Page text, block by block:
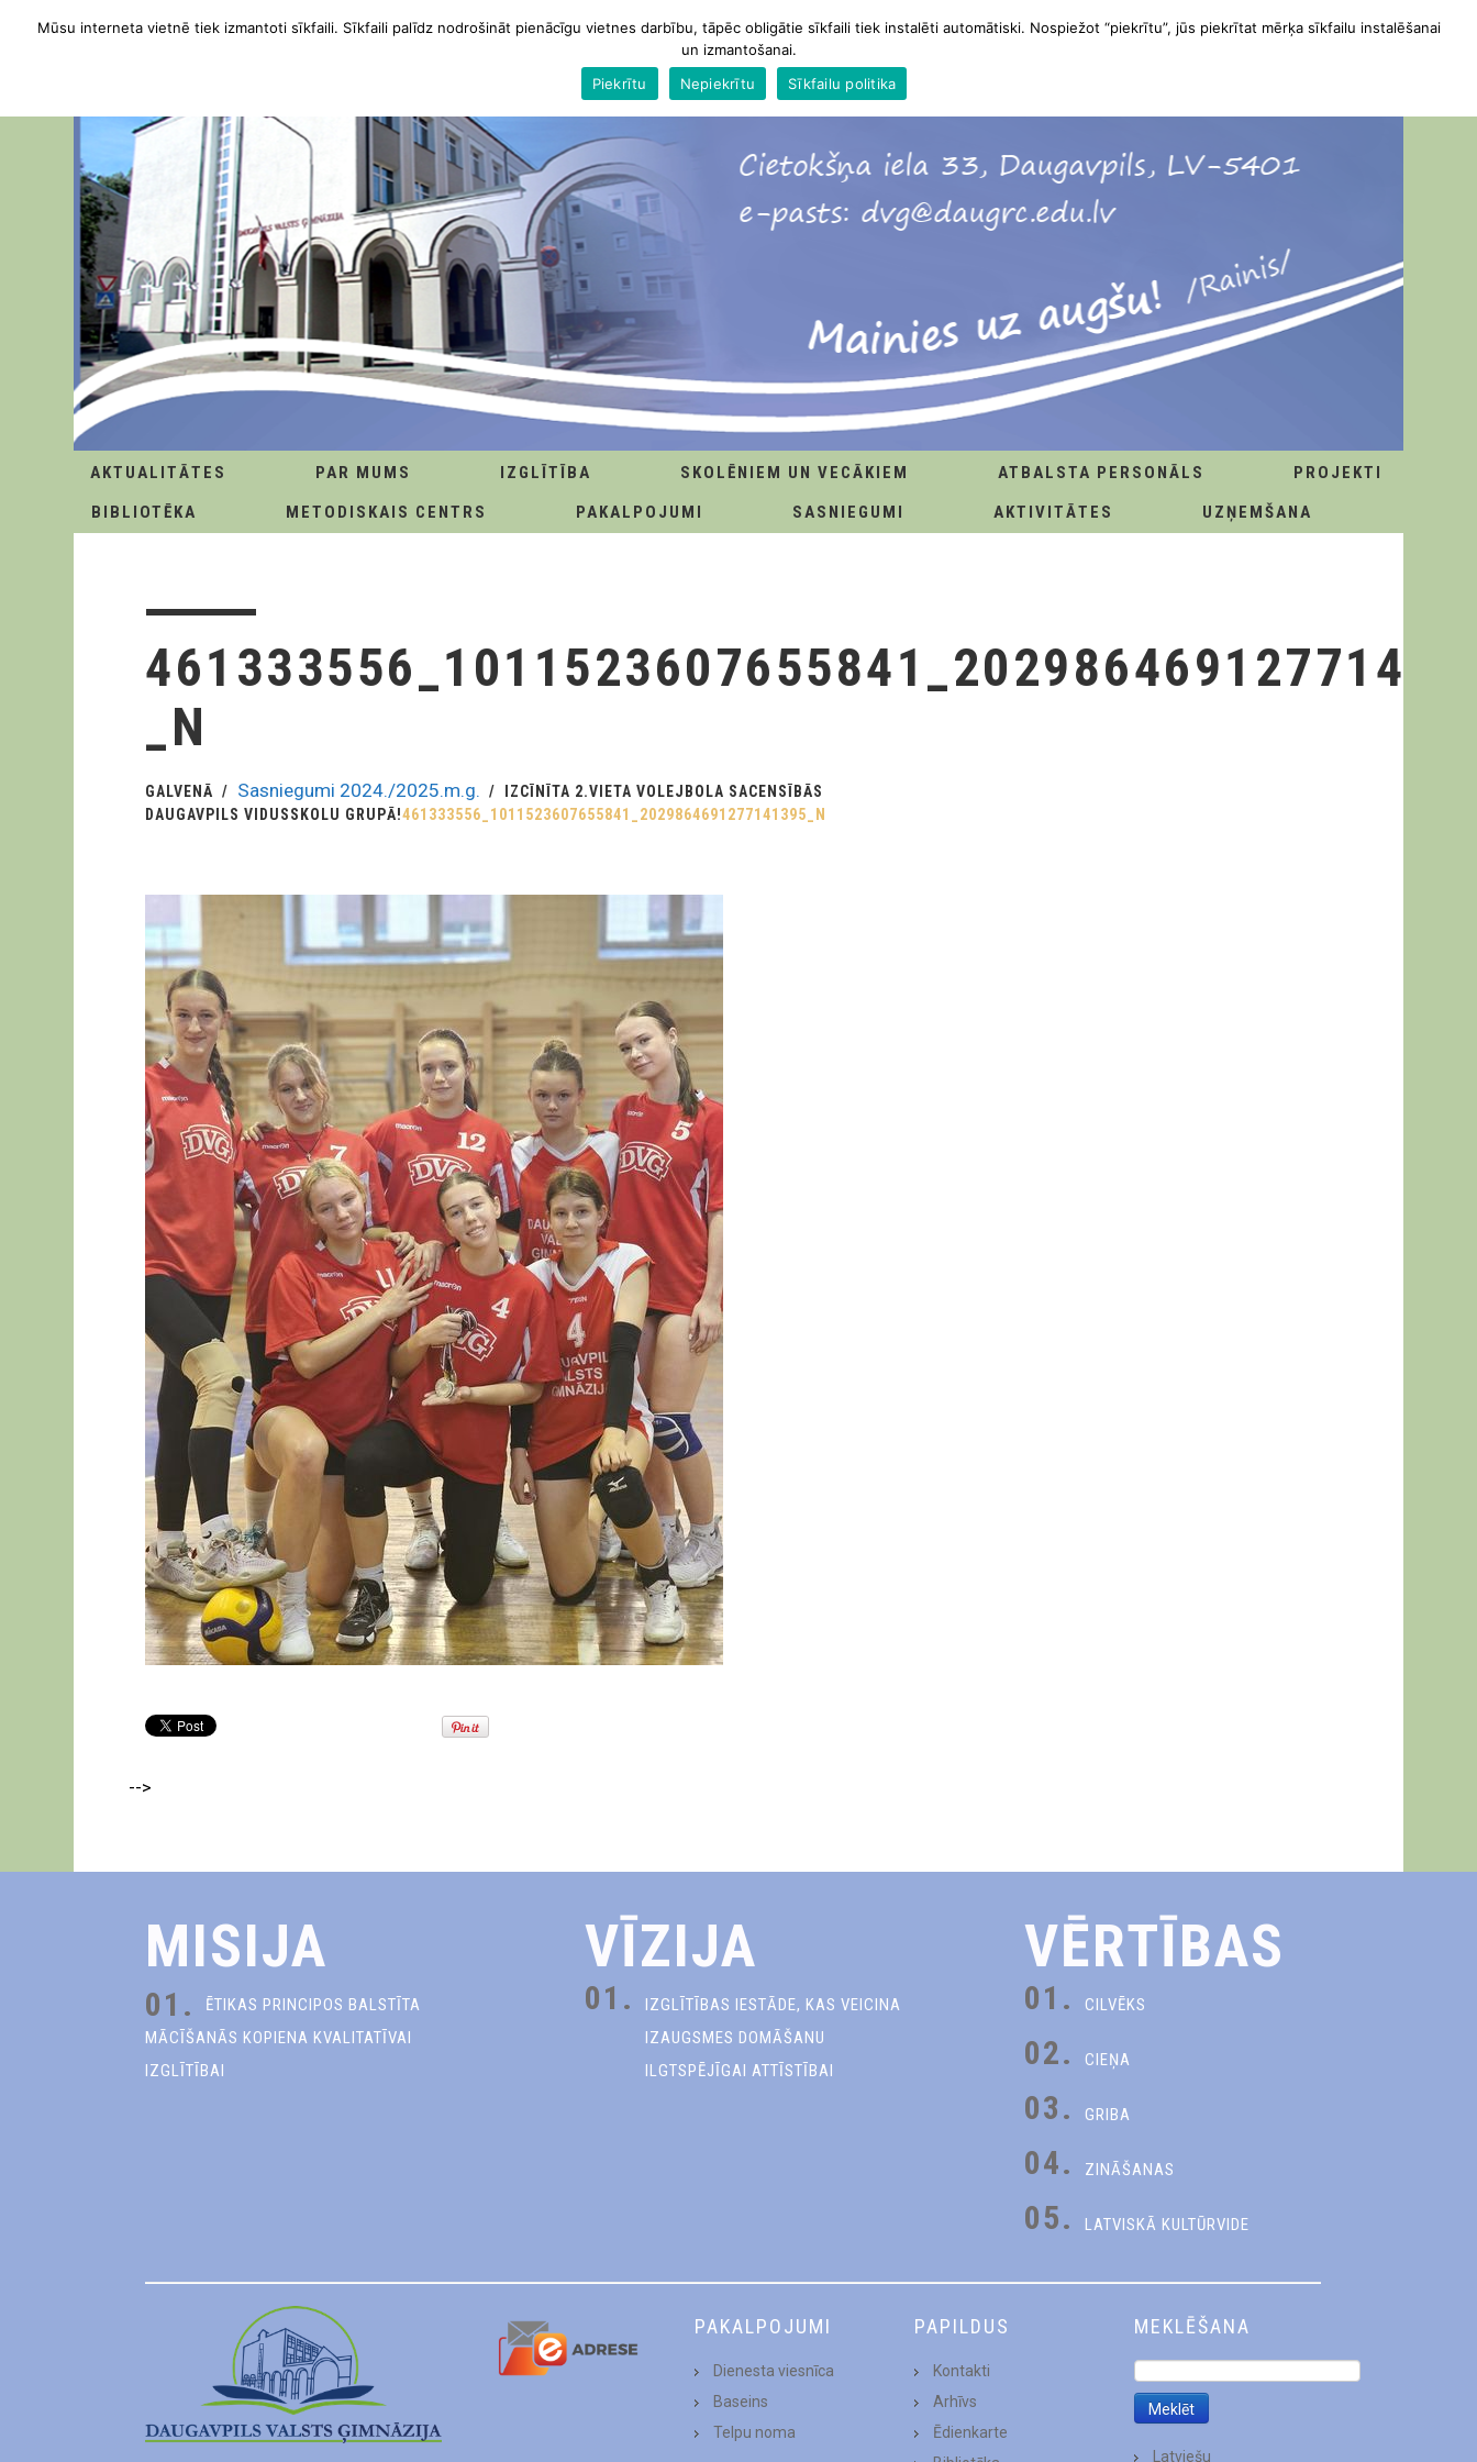
AKTUALITĀTES PAR MUMS IZGLĪTĪBA SKOLĒNIEM UN VECĀKIEM ATBALSTA PERSONĀLS
PROJEKTI
BIBLIOTĒKA
METODISKAIS CENTRS PAKALPOJUMI SASNIEGUMI AKTIVITĀTES UZŅEMŠANA
_N
GALVENĀ Sasniegumi 2024./2025.m.g.
IZCĪNĪTA 2.VIETA VOLEJBOLA SACENSĪBĀS
DAUGAVPILS VIDUSSKOLU GRUPĀ!461333556_1011523607655841_2029864691277141395_N
-->
MISIJA
01.
ĒTIKAS PRINCIPOS BALSTĪTA
MĀCĪŠANĀS KOPIENA KVALITATĪVAI
IZGLĪTĪBAI
VĪZIJA
01.
IZGLĪTĪBAS IESTĀDE, KAS VEICINA
IZAUGSMES DOMĀŠANU
ILGTSPĒJĪGAI ATTĪSTĪBAI
VĒRTĪBAS
01. CILVĒKS
02. CIEŅA
03. GRIBA
04. ZINĀŠANAS
05. LATVISKĀ KULTŪRVIDE
PAKALPOJUMI
Dienesta viesnīca
Baseins
Telpu noma
PAPILDUS
Kontakti
Arhīvs
Ēdienkarte
MEKLĒŠANA
Latviešu
Mūsu interneta vietnē tiek izmantoti sīkfaili. Sīkfaili palīdz nodrošināt pienācīgu vietnes darbību, tāpēc obligātie sīkfaili tiek instalēti automātiski. Nospiežot “piekrītu”, jūs piekrītat mērķa sīkfailu instalēšanai
un izmantošanai.
Piekrītu
Nepiekrītu Sīkfailu politika